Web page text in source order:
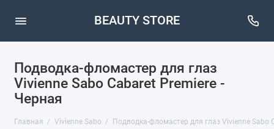
BEAUTY STORE
Подводка-фломастер для глаз
Vivienne Sabo Cabaret Premiere -
Черная
Главная Vivienne Sabo Подводка-фломастер для глаз Vivienne Sabo